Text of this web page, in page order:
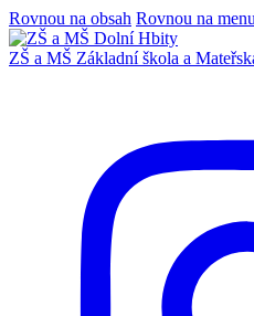
Rovnou na obsah Rovnou na menu
ZŠ a MŠ Základní škola a